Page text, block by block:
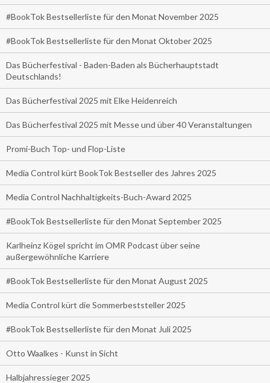
#BookTok Bestsellerliste für den Monat November 2025
#BookTok Bestsellerliste für den Monat Oktober 2025
Das Bücherfestival - Baden-Baden als Bücherhauptstadt
Deutschlands!
Das Bücherfestival 2025 mit Elke Heidenreich
Das Bücherfestival 2025 mit Messe und über 40 Veranstaltungen
Promi-Buch Top- und Flop-Liste
Media Control kürt BookTok Bestseller des Jahres 2025
Media Control Nachhaltigkeits-Buch-Award 2025
#BookTok Bestsellerliste für den Monat September 2025
Karlheinz Kögel spricht im OMR Podcast über seine
außergewöhnliche Karriere
#BookTok Bestsellerliste für den Monat August 2025
Media Control kürt die Sommerbeststeller 2025
#BookTok Bestsellerliste für den Monat Juli 2025
Otto Waalkes - Kunst in Sicht
Halbjahressieger 2025